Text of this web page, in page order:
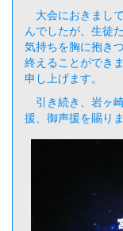
大会におきまし
んでしたが、生徒
気持ちを胸に抱き
終えることができ
申し上げます。
引き続き、岩ヶ
援、御声援を賜り